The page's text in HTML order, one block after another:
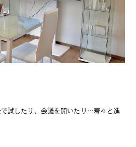
試したり、会議を開いたり…着々と進